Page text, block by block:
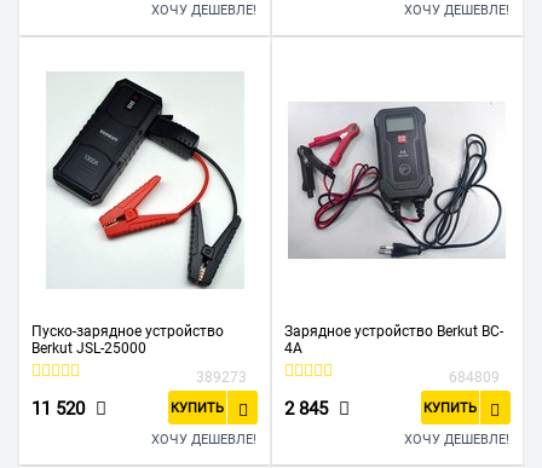
ХОЧУ ДЕШЕВЛЕ! ХОЧУ ДЕШЕВЛЕ!
Пуско-зарядное устройство
Berkut JSL-25000
389273
11 520 КУПИТЬ
ХОЧУ ДЕШЕВЛЕ!
Зарядное устройство Berkut BC-
4A
684809
2 845 КУПИТЬ
ХОЧУ ДЕШЕВЛЕ!